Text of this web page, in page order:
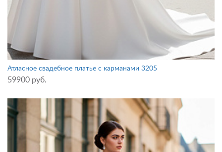
Атласное свадебное платье с карманами 3205
59900 руб.